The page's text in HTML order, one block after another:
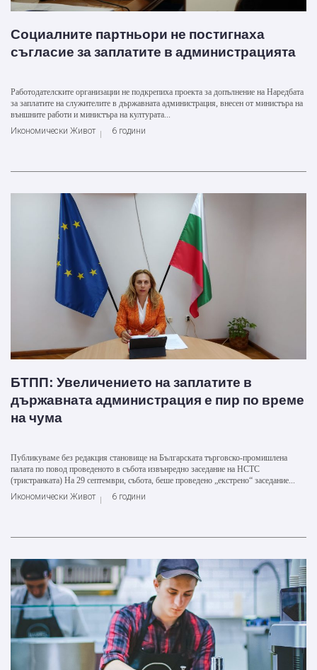
Социалните партньори не постигнаха
съгласие за заплатите в администрацията
Работодателските организации не подкрепиха проекта за допълнение на Наредбата
за заплатите на служителите в държавната администрация, внесен от министъра на
външните работи и министъра на културата...
Икономически Живот
6 години
БТПП: Увеличението на заплатите в
държавната администрация е пир по време
на чума
Публикуваме без редакция становище на Българската търговско-промишлена
палата по повод проведеното в събота извънредно заседание на НСТС
(тристранката) На 29 септември, събота, беше проведено „екстрено“ заседание...
Икономически Живот
6 години